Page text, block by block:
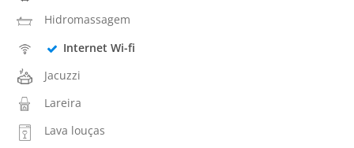
Hidromassagem
Internet Wi-fi
Jacuzzi
Lareira
Lava louças